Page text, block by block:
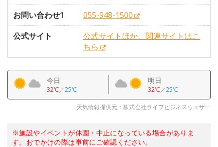
お問い合わせ1
055-948-1500
公式サイト
公式サイトほか、関連サイトはこ
ちら
今日
32℃／25℃
明日
32℃／25℃
天気情報提供元：株式会社ライフビジネスウェザー
※施設やイベントが休園・中止になっている場合がありま
す。おでかけの際は事前にご確認ください。